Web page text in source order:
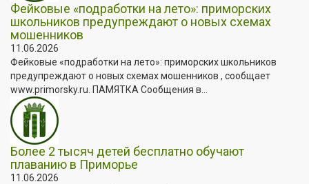
Фейковые «подработки на лето»: приморских
школьников предупреждают о новых схемах
мошенников
11.06.2026
Фейковые «подработки на лето»: приморских школьников
предупреждают о новых схемах мошенников , сообщает
www.primorsky.ru. ПАМЯТКА Сообщения в...
Более 2 тысяч детей бесплатно обучают
плаванию в Приморье
11.06.2026